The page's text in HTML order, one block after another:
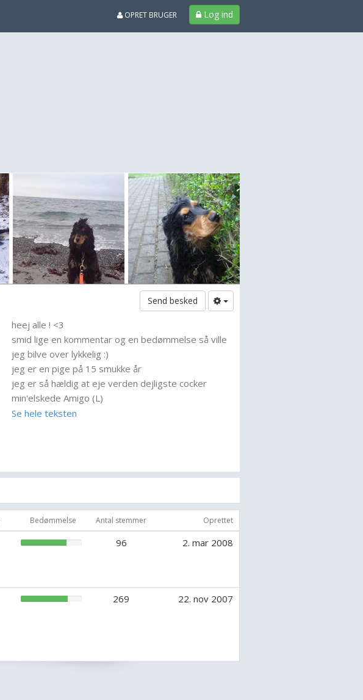
Log ind
OPRET BRUGER
Send besked
heej alle ! <3
smid lige en kommentar og en bedømmelse så ville
jeg bilve over lykkelig :)
jeg er en pige på 15 smukke år
jeg er så hældig at eje verden dejligste cocker
min'elskede Amigo (L)
passer og jordens sødeste schæfer min'dejlige Astro
kig også meget gerne forbi min gruppe
hvis der er mere i vil vide så skriv endelig :)
.//^ ^\\
(/(_•_)\)
Se hele teksten
Bedømmelse Antal stemmer Oprettet
96 2. mar 2008
269 22. nov 2007